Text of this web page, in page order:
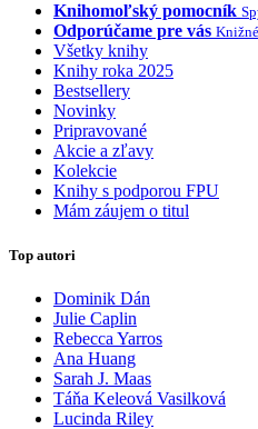
Knihomoľský pomocník
Odporúčame pre vás
Všetky knihy
Knihy roka 2025
Bestsellery
Novinky
Pripravované
Akcie a zľavy
Kolekcie
Knihy s podporou FPU
Mám záujem o titul
Top autori
Dominik Dán
Julie Caplin
Rebecca Yarros
Ana Huang
Sarah J. Maas
Táňa Keleová Vasilková
Lucinda Riley